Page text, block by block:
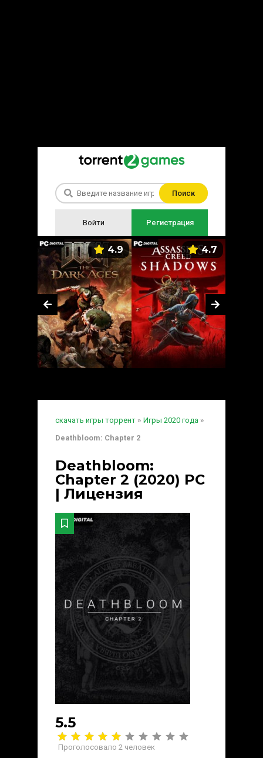
Поиск
Войти Регистрация
4.9 4.7
скачать игры торрент » Игры 2020 года »
Deathbloom: Chapter 2
Deathbloom:
Chapter 2 (2020) PC
| Лицензия
5.5
Проголосовало 2 человек